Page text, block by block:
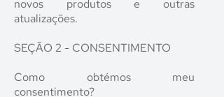
novos produtos e outras
atualizações.
SEÇÃO 2 - CONSENTIMENTO
Como obtémos meu
consentimento?